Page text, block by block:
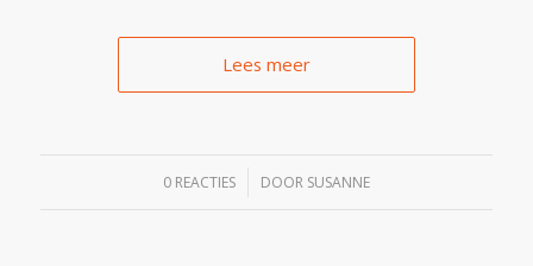
Lees meer
0 REACTIES
/ DOOR SUSANNE